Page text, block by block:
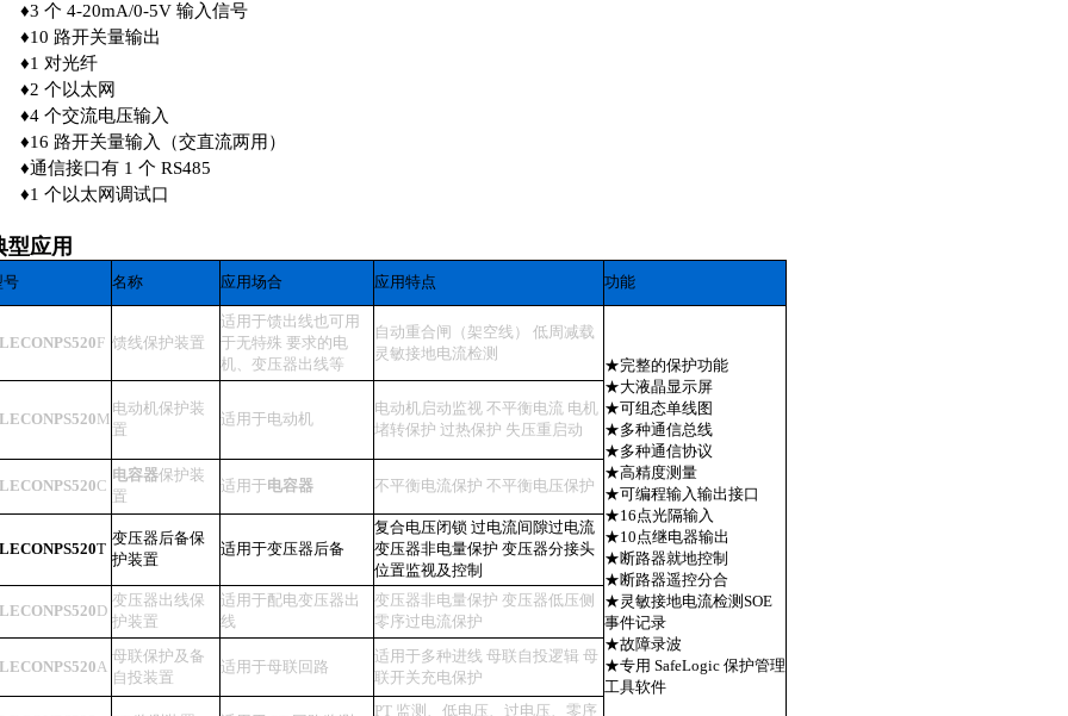
3 个 4-20mA/0-5V 输入信号
10 路开关量输出
1 对光纤
2 个以太网
4 个交流电压输入
16 路开关量输入（交直流两用）
通信接口有 1 个 RS485
1 个以太网调试口
型应用
号 名称 应用场合 应用特点 功能
PS520 F 馈线保护装置
适用于馈出线也可用
于无特殊 要求的电
机、变压器出线等
自动重合闸（架空线） 低周减载
灵敏接地电流检测
★完整的保护功能
★大液晶显示屏
★可组态单线图
★多种通信总线
★多种通信协议
★高精度测量
★可编程输入输出接口
★16点光隔输入
★10点继电器输出
★断路器就地控制
★断路器遥控分合
★灵敏接地电流检测SOE
事件记录
★故障录波
★专用 SafeLogic 保护管理
工具软件
PS520 M
电动机保护装
置
适用于电动机
电动机启动监视 不平衡电流 电机
堵转保护 过热保护 失压重启动
PS520C
电容器保护装
置
适用于电容器 不平衡电流保护 不平衡电压保护
PS520T
变压器后备保
护装置
适用于变压器后备
复合电压闭锁 过电流间隙过电流
变压器非电量保护 变压器分接头
位置监视及控制
PS520 D
变压器出线保
护装置
适用于配电变压器出
线
变压器非电量保护 变压器低压侧
零序过电流保护
PS520A
母联保护及备
自投装置
适用于母联回路
适用于多种进线 母联自投逻辑 母
联开关充电保护
PT 监测、低电压、过电压、零序